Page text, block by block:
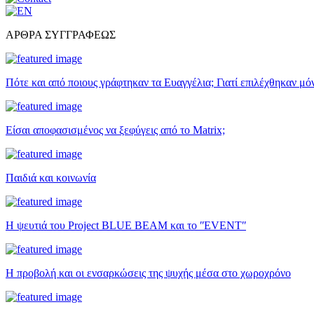
ΑΡΘΡΑ ΣΥΓΓΡΑΦΕΩΣ
Πότε και από ποιους γράφτηκαν τα Ευαγγέλια; Γιατί επιλέχθηκαν
Είσαι αποφασισμένος να ξεφύγεις από το Matrix;
Παιδιά και κοινωνία
Η ψευτιά του Project BLUE BEAM και το ʺEVENTʺ
Η προβολή και οι ενσαρκώσεις της ψυχής μέσα στο χωροχρόνο